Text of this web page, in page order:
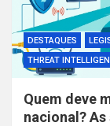
DESTAQUES
THREAT
Quem deve
nacional?